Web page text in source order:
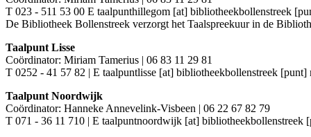
T 023 - 511 53 00 E taalpunthillegom [at] bibliotheekbollenstreek
De Bibliotheek Bollenstreek verzorgt het Taalspreekuur in de
Taalpunt Lisse
Coördinator: Miriam Tamerius | 06 83 11 29 81
T 0252 - 41 57 82 | E taalpuntlisse [at] bibliotheekbollenstreek [punt]
Taalpunt Noordwijk
Coördinator: Hanneke Annevelink-Visbeen | 06 22 67 82 79
T 071 - 36 11 710 | E taalpuntnoordwijk [at] bibliotheekbollenstreek